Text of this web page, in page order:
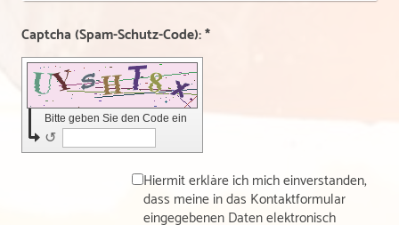
Captcha (Spam-Schutz-Code): *
Bitte geben Sie den Code ein
↺
Hiermit erkläre ich mich einverstanden,
dass meine in das Kontaktformular
eingegebenen Daten elektronisch